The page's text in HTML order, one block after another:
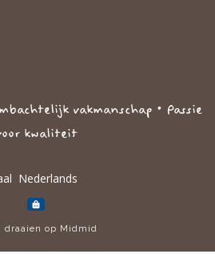
vakmanschap • Passie
kwaliteit
draaien op Midmid